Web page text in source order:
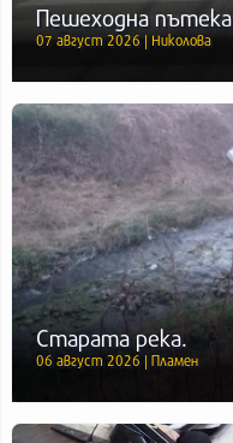
Пешеходна пътека
07 август 2026 | Николова
Старата река.
06 август 2026 | Пламен